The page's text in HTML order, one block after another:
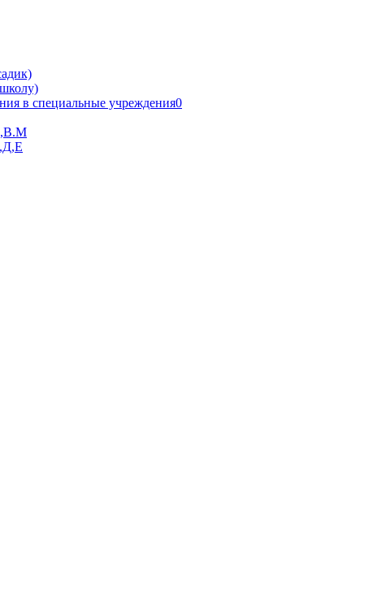
в специальные учреждения0